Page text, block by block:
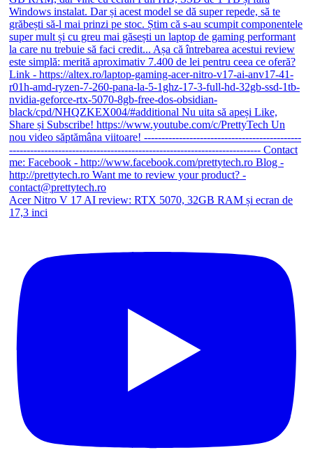
Acer Nitro V 17 AI review: RTX 5070, 32GB RAM și ecran de
17,3 inci